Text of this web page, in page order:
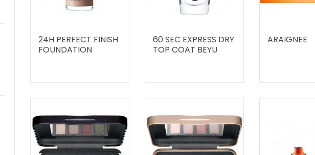
24H PERFECT FINISH
FOUNDATION
60 SEC EXPRESS DRY
TOP COAT BEYU
ARAIGNEE